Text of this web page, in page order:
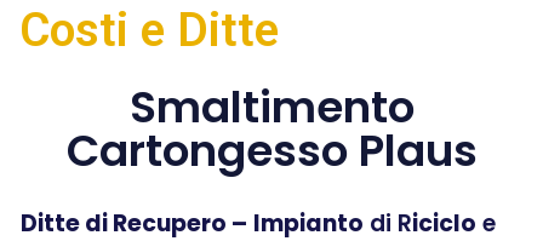
Costi e Ditte
Smaltimento
Cartongesso Plaus
Ditte di Recupero – Impianto di Riciclo e